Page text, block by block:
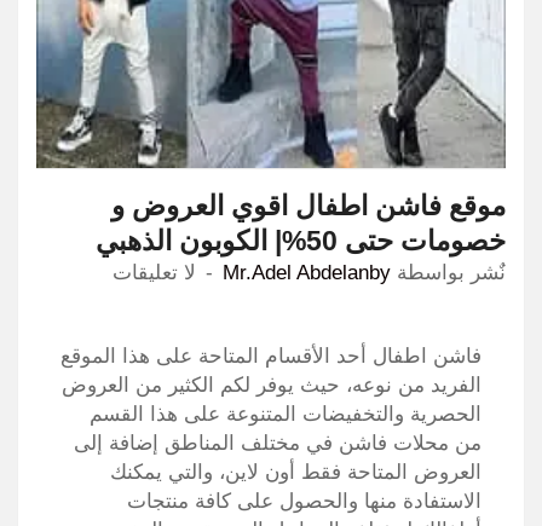
موقع فاشن اطفال اقوي العروض و
خصومات حتى 50%| الكوبون الذهبي
نٌشر بواسطة Mr.Adel Abdelanby لا تعليقات
فاشن اطفال أحد الأقسام المتاحة على هذا الموقع
الفريد من نوعه، حيث يوفر لكم الكثير من العروض
الحصرية والتخفيضات المتنوعة على هذا القسم
من محلات فاشن في مختلف المناطق إضافة إلى
العروض المتاحة فقط أون لاين، والتي يمكنك
الاستفادة منها والحصول على كافة منتجات